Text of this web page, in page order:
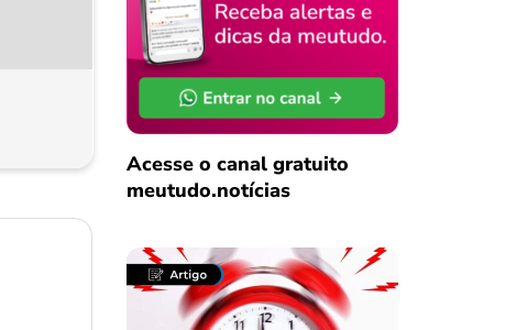
Acesse o canal gratuito
meutudo.notícias